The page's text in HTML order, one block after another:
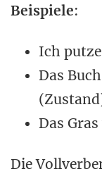
Beispiele:
Ich
Das
Das
Die